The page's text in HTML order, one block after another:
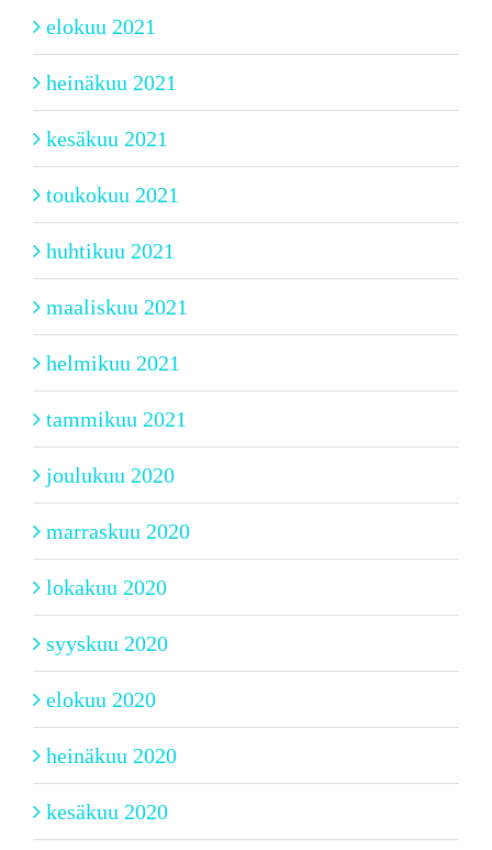
elokuu 2021
heinäkuu 2021
kesäkuu 2021
toukokuu 2021
huhtikuu 2021
maaliskuu 2021
helmikuu 2021
tammikuu 2021
joulukuu 2020
marraskuu 2020
lokakuu 2020
syyskuu 2020
elokuu 2020
heinäkuu 2020
kesäkuu 2020